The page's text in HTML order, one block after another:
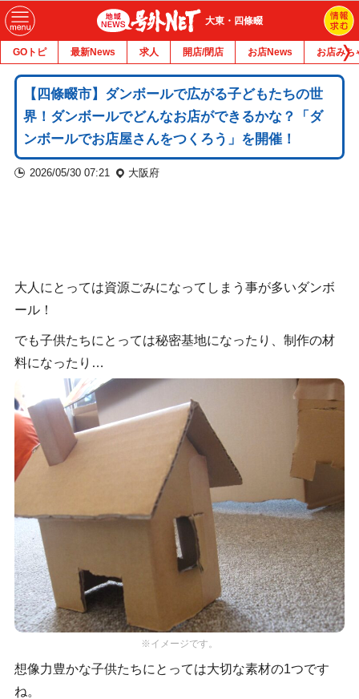
大東・四條畷
GOトピ 最新News 求人 開店/閉店 お店News お店みち
【四條畷市】ダンボールで広がる子どもたちの世
界！ダンボールでどんなお店ができるかな？「ダ
ンボールでお店屋さんをつくろう」を開催！
2026/05/30 07:21 大阪府
大人にとっては資源ごみになってしまう事が多いダンボ
ール！
でも子供たちにとっては秘密基地になったり、制作の材
料になったり…
※イメージです。
想像力豊かな子供たちにとっては大切な素材の1つです
ね。